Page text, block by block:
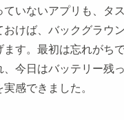
ていないアプリも、タ
おけば、バックグラウ
ます。最初は忘れがち
、今日はバッテリー残
実感できました。